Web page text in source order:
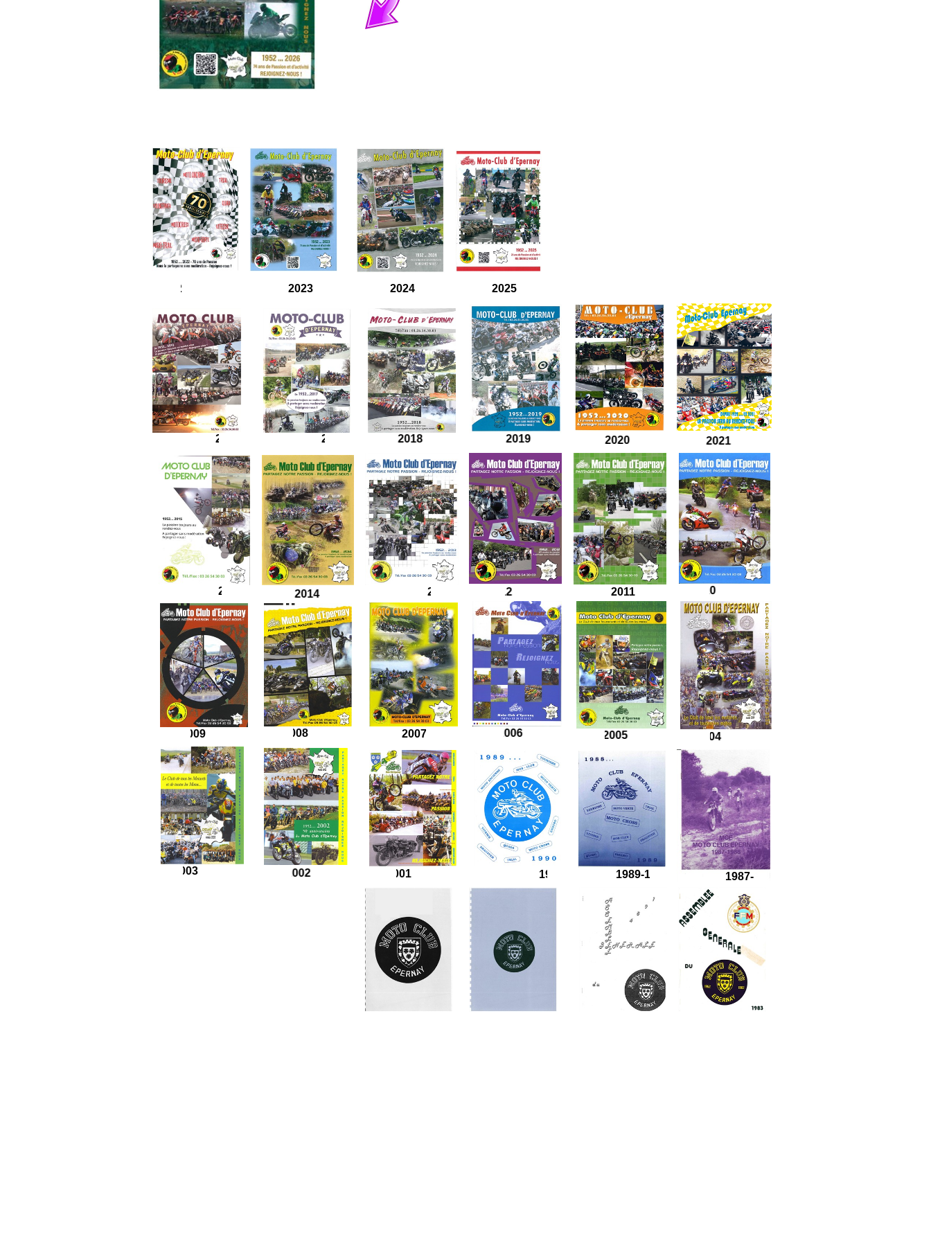
2012 2011 2010
2001
2007 2006 2005
2003 2002
2008 2004
1990 - 1989 1989-1988
2009
1987-1988
2014
2018 2020
2019 2021
2023 2024 2025